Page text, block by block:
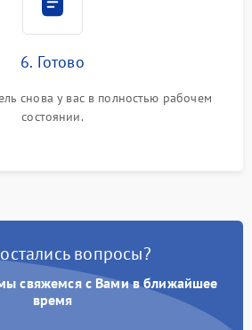
6. Готово
снова у вас в полностью рабочем
состоянии.
вопросы?
мы свяжемся с Вами в ближайшее
время